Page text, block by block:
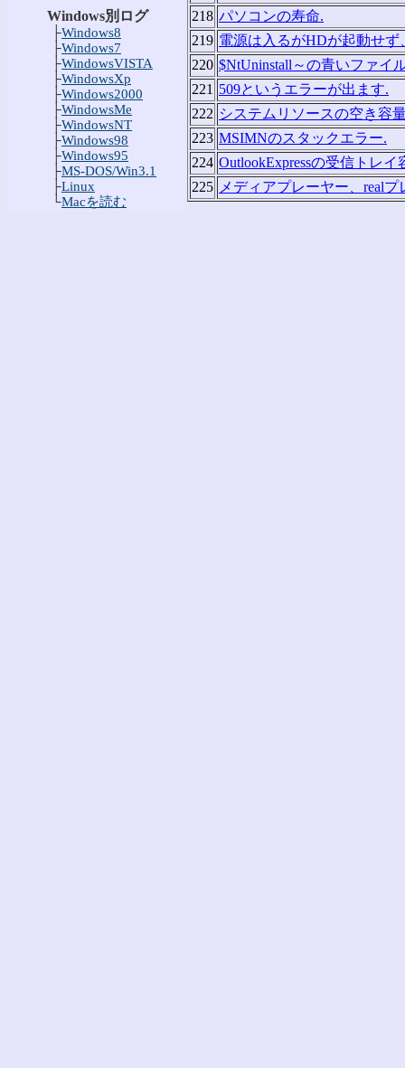
Windows別ログ
├Windows8
├Windows7
├WindowsVISTA
├WindowsXp
├Windows2000
├WindowsMe
├WindowsNT
├Windows98
├Windows95
├MS-DOS/Win3.1
├Linux
└Macを読む
218 パソコンの寿命.
219 電源は入るがHDが起動せ
220 $NtUninstall～の青いファイ
221 509というエラーが出ます.
222 システムリソースの空き容
223 MSIMNのスタックエラー.
224 OutlookExpressの受信トレイ
225 メディアプレーヤー、realプ